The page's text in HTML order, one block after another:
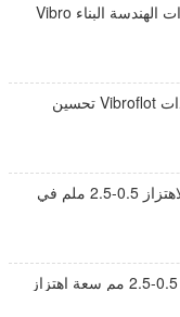
قوية 260kW Vibroflotation معدات الهندسة البناء Vibro
426mm 130kw كومة سائق معدات Vibroflot تحسين
معدات التأرجح الكهربائية لمدى الاهتزاز 0.5-2.5 ملم في